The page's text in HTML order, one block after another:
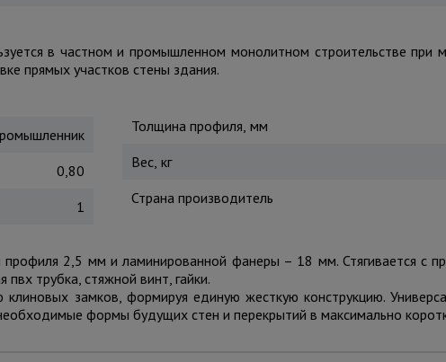
в частном и промышленном монолитном строительстве при
прямых участков стены здания.
0,80
1
Толщина профиля, мм
Вес, кг
Страна производитель
профиля 2,5 мм и ламинированной фанеры – 18 мм. Стягивается с
трубка, стяжной винт, гайки.
замков, формируя единую жесткую конструкцию.
формы будущих стен и перекрытий в максимально